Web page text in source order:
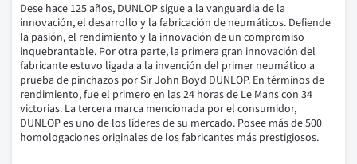
Dese hace 125 años, DUNLOP sigue a la vanguardia de la
innovación, el desarrollo y la fabricación de neumáticos. Defiende
la pasión, el rendimiento y la innovación de un compromiso
inquebrantable. Por otra parte, la primera gran innovación del
fabricante estuvo ligada a la invención del primer neumático a
prueba de pinchazos por Sir John Boyd DUNLOP. En términos de
rendimiento, fue el primero en las 24 horas de Le Mans con 34
victorias. La tercera marca mencionada por el consumidor,
DUNLOP es uno de los líderes de su mercado. Posee más de 500
homologaciones originales de los fabricantes más prestigiosos.